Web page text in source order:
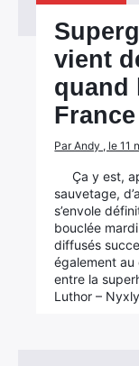
vient
quand
Par Andy , le 11
Ça y est,
sauvetage,
s’envole
bouclée
diffusés
également au
entre la
Luthor –